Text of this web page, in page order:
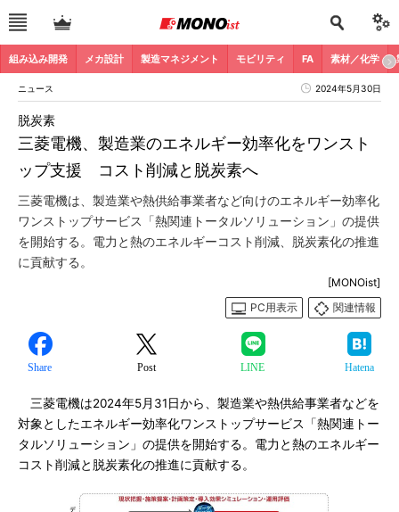
組み込み開発 メカ設計 製造マネジメント モビリティ FA 素材／化学
ニュース 2024年5月30日
三菱電機、製造業のエネルギー効率化をワンスト
ップ支援 コスト削減と脱炭素へ
脱炭素
三菱電機は、製造業や熱供給事業者など向けのエネルギー効率化
ワンストップサービス「熱関連トータルソリューション」の提供
を開始する。電力と熱のエネルギーコスト削減、脱炭素化の推進
に貢献する。
[MONOist]
PC用表示
関連情報
Share Post LINE Hatena
三菱電機は2024年5月31日から、製造業や熱供給事業者などを
対象としたエネルギー効率化ワンストップサービス「熱関連トー
タルソリューション」の提供を開始する。電力と熱のエネルギー
コスト削減と脱炭素化の推進に貢献する。